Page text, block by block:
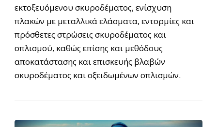
εκτοξευόμενου σκυροδέματος, ενίσχυση
πλακών με μεταλλικά ελάσματα, εντορμίες και
πρόσθετες στρώσεις σκυροδέματος και
οπλισμού, καθώς επίσης και μεθόδους
αποκατάστασης και επισκευής βλαβών
σκυροδέματος και οξειδωμένων οπλισμών.